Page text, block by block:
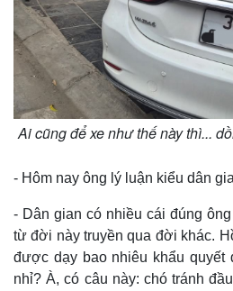
Thế giới
Quan sát
Cuộc sống đó đây
Hồ sơ
E-
Ai cũng để xe như thế này thì...
- Hôm nay ông lý luận kiểu dân
- Dân gian có nhiều cái đúng
từ đời này truyền qua đời khác.
được dạy bao nhiêu khẩu
nhỉ? À, có câu này: chó tránh